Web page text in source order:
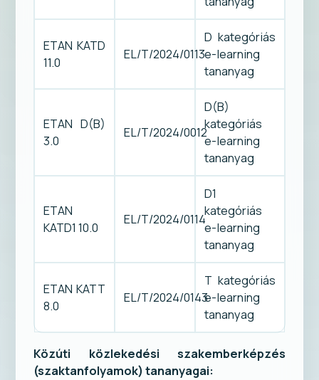
ETAN KATD
11.0
EL/T/2024/0113
D kategóriás
e-learning
tananyag
ETAN D(B)
3.0
EL/T/2024/0012
D(B)
kategóriás
e-learning
tananyag
ETAN
KATD1 10.0
EL/T/2024/0114
D1
kategóriás
e-learning
tananyag
ETAN KATT
8.0
EL/T/2024/0143
T kategóriás
e-learning
tananyag
Közúti közlekedési szakemberképzés
(szaktanfolyamok) tananyagai: